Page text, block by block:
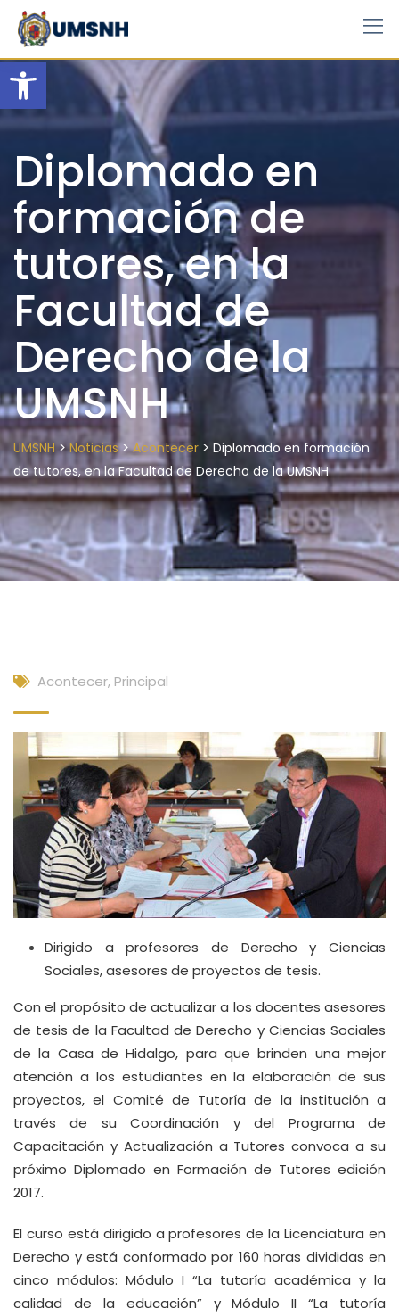
Open toolbar
Skip
content
Diplomado en
formación de
tutores, en la
Facultad de
Derecho de la
UMSNH
UMSNH>Noticias>Acontecer > Diplomado en formación
de tutores, en la Facultad de Derecho de la UMSNH
Acontecer, Principal
Dirigido a profesores de Derecho y Ciencias
Sociales, asesores de proyectos de tesis.
Con el propósito de actualizar a los docentes asesores
de tesis de la Facultad de Derecho y Ciencias Sociales
de la Casa de Hidalgo, para que brinden una mejor
atención a los estudiantes en la elaboración de sus
proyectos, el Comité de Tutoría de la institución a
través de su Coordinación y del Programa de
Capacitación y Actualización a Tutores convoca a su
próximo Diplomado en Formación de Tutores edición
2017.
El curso está dirigido a profesores de la Licenciatura en
Derecho y está conformado por 160 horas divididas en
cinco módulos: Módulo I “La tutoría académica y la
calidad de la educación” y Módulo II “La tutoría